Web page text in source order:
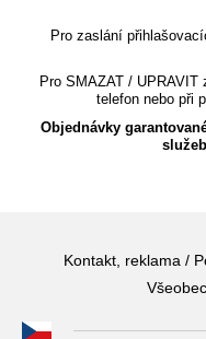
Pro zaslání
Pro SMAZAT /
telefon nebo při
Objednávky
Kontakt, reklama /